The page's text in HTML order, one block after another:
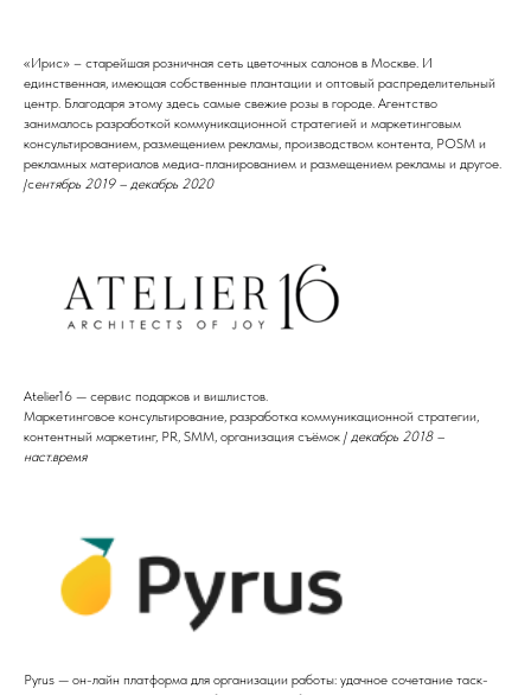
«Ирис» – старейшая розничная сеть цветочных салонов в Москве. И
единственная, имеющая собственные плантации и оптовый распределительный
центр. Благодаря этому здесь самые свежие розы в городе. Агентство
занималось разработкой коммуникационной стратегией и маркетинговым
консультированием, размещением рекламы, производством контента, POSM и
рекламных материалов медиа-планированием и размещением рекламы и другое.
/сентябрь 2019 – декабрь 2020
Atelier16 — сервис подарков и вишлистов.
Маркетинговое консультирование, разработка коммуникационной стратегии,
контентный маркетинг, PR, SMM, организация съёмок / декабрь 2018 –
наст.время
Pyrus — он-лайн платформа для организации работы: удачное сочетание таск-